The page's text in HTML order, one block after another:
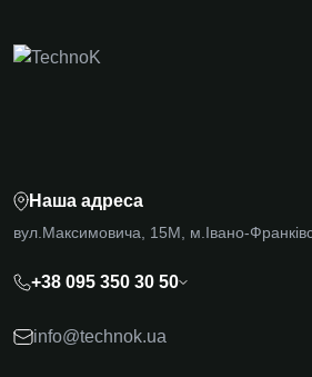
Наша адреса
вул.Максимовича, 15М, м.Івано-
+38 095 350 30 50
info@technok.ua